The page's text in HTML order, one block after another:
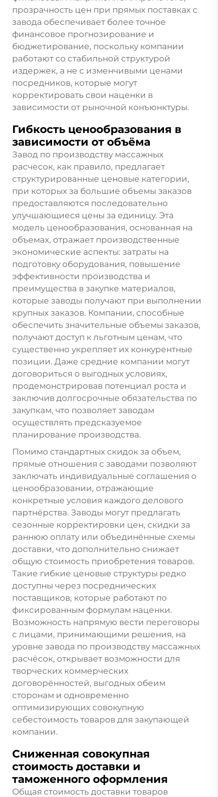
прозрачность цен при прямых поставках с
завода обеспечивает более точное
финансовое прогнозирование и
бюджетирование, поскольку компании
работают со стабильной структурой
издержек, а не с изменчивыми ценами
посредников, которые могут
корректировать свои наценки в
зависимости от рыночной конъюнктуры.
Гибкость ценообразования в
зависимости от объёма
Завод по производству массажных
расчесок, как правило, предлагает
структурированные ценовые категории,
при которых за большие объемы заказов
предоставляются последовательно
улучшающиеся цены за единицу. Эта
модель ценообразования, основанная на
объемах, отражает производственные
экономические аспекты: затраты на
подготовку оборудования, повышение
эффективности производства и
преимущества в закупке материалов,
которые заводы получают при выполнении
крупных заказов. Компании, способные
обеспечить значительные объемы заказов,
получают доступ к льготным ценам, что
существенно укрепляет их конкурентные
позиции. Даже средние компании могут
договориться о выгодных условиях,
продемонстрировав потенциал роста и
заключив долгосрочные обязательства по
закупкам, что позволяет заводам
осуществлять предсказуемое
планирование производства.
Помимо стандартных скидок за объем,
прямые отношения с заводами позволяют
заключать индивидуальные соглашения о
ценообразовании, отражающие
конкретные условия каждого делового
партнёрства. Заводы могут предлагать
сезонные корректировки цен, скидки за
раннюю оплату или объединённые схемы
доставки, что дополнительно снижает
общую стоимость приобретения товаров.
Такие гибкие ценовые структуры редко
доступны через посреднических
поставщиков, которые работают по
фиксированным формулам наценки.
Возможность напрямую вести переговоры
с лицами, принимающими решения, на
уровне завода по производству массажных
расчёсок, открывает возможности для
творческих коммерческих
договорённостей, выгодных обеим
сторонам и одновременно
оптимизирующих совокупную
себестоимость товаров для закупающей
компании.
Сниженная совокупная
стоимость доставки и
таможенного оформления
Общая стоимость доставки товаров